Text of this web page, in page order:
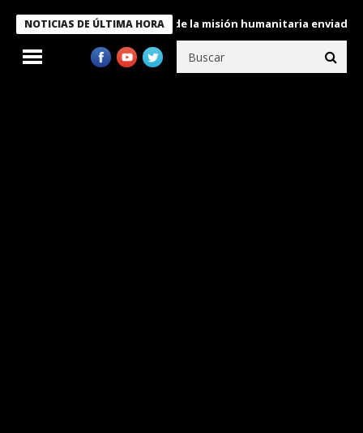
NOTICIAS DE ÚLTIMA HORA
condecora a miembros de la misión humanitaria enviada a